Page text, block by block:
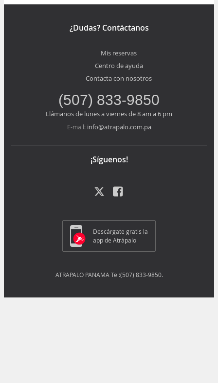
¿Dudas? Contáctanos
Mis reservas
Centro de ayuda
Contacta con nosotros
(507) 833-9850
Llámanos de lunes a viernes de 8 am a 6 pm
E-mail: info@atrapalo.com.pa
¡Síguenos!
Descárgate gratis la
app de Atrápalo
ATRAPALO PANAMA Tel:(507) 833-9850.